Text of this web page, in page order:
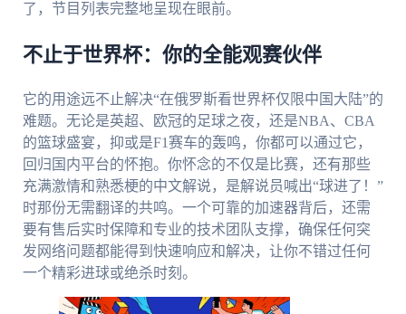
了，节目列表完整地呈现在眼前。
不止于世界杯：你的全能观赛伙伴
它的用途远不止解决“在俄罗斯看世界杯仅限中国大陆”的
难题。无论是英超、欧冠的足球之夜，还是NBA、CBA
的篮球盛宴，抑或是F1赛车的轰鸣，你都可以通过它，
回归国内平台的怀抱。你怀念的不仅是比赛，还有那些
充满激情和熟悉梗的中文解说，是解说员喊出“球进了！”
时那份无需翻译的共鸣。一个可靠的加速器背后，还需
要有售后实时保障和专业的技术团队支撑，确保任何突
发网络问题都能得到快速响应和解决，让你不错过任何
一个精彩进球或绝杀时刻。